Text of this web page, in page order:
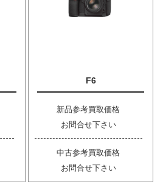
F6
新品参考買取価格
お問合せ下さい
中古参考買取価格
お問合せ下さい